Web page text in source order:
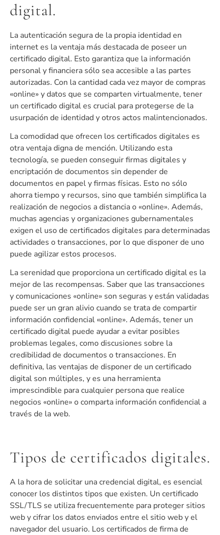
digital.
La autenticación segura de la propia identidad en
internet es la ventaja más destacada de poseer un
certificado digital. Esto garantiza que la información
personal y financiera sólo sea accesible a las partes
autorizadas. Con la cantidad cada vez mayor de compras
«online» y datos que se comparten virtualmente, tener
un certificado digital es crucial para protegerse de la
usurpación de identidad y otros actos malintencionados.
La comodidad que ofrecen los certificados digitales es
otra ventaja digna de mención. Utilizando esta
tecnología, se pueden conseguir firmas digitales y
encriptación de documentos sin depender de
documentos en papel y firmas físicas. Esto no sólo
ahorra tiempo y recursos, sino que también simplifica la
realización de negocios a distancia o «online». Además,
muchas agencias y organizaciones gubernamentales
exigen el uso de certificados digitales para determinadas
actividades o transacciones, por lo que disponer de uno
puede agilizar estos procesos.
La serenidad que proporciona un certificado digital es la
mejor de las recompensas. Saber que las transacciones
y comunicaciones «online» son seguras y están validadas
puede ser un gran alivio cuando se trata de compartir
información confidencial «online». Además, tener un
certificado digital puede ayudar a evitar posibles
problemas legales, como discusiones sobre la
credibilidad de documentos o transacciones. En
definitiva, las ventajas de disponer de un certificado
digital son múltiples, y es una herramienta
imprescindible para cualquier persona que realice
negocios «online» o comparta información confidencial a
través de la web.
Tipos de certificados digitales.
A la hora de solicitar una credencial digital, es esencial
conocer los distintos tipos que existen. Un certificado
SSL/TLS se utiliza frecuentemente para proteger sitios
web y cifrar los datos enviados entre el sitio web y el
navegador del usuario. Los certificados de firma de